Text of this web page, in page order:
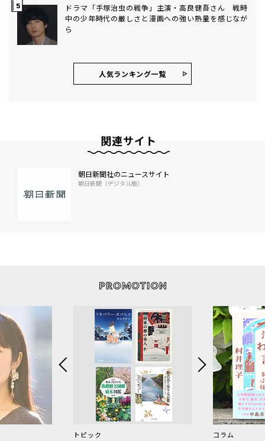
ドラマ「手塚治虫の戦争」主演・高良健吾さん 戦時
中の少年時代の厳しさと漫画への強い熱量を感じなが
ら
人気ランキング⼀覧
関連サイト
朝日新聞社のニュースサイト
朝日新聞（デジタル版）
トピック コラム